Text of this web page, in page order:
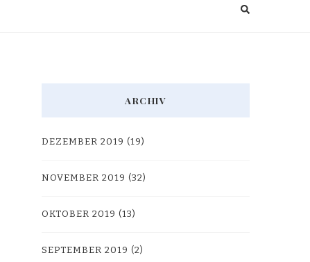
ARCHIV
DEZEMBER 2019 (19)
NOVEMBER 2019 (32)
OKTOBER 2019 (13)
SEPTEMBER 2019 (2)